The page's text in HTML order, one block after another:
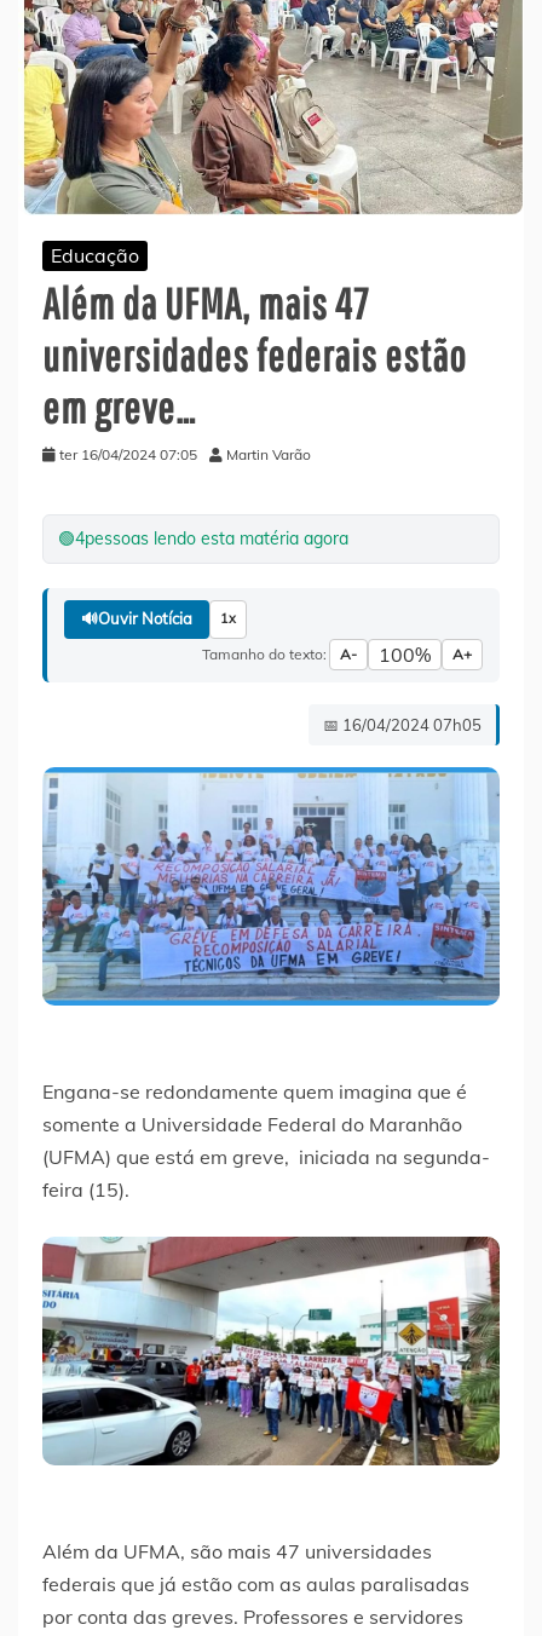
Educação
Além da UFMA, mais 47
universidades federais estão
em greve…
ter 16/04/2024 07:05 Martin Varão
🟢4pessoas lendo esta matéria agora
🔊Ouvir Notícia 1x
Tamanho do texto: A- 100% A+
📅 16/04/2024 07h05
Engana-se redondamente quem imagina que é
somente a Universidade Federal do Maranhão
(UFMA) que está em greve, iniciada na segunda-
feira (15).
Além da UFMA, são mais 47 universidades
federais que já estão com as aulas paralisadas
por conta das greves. Professores e servidores